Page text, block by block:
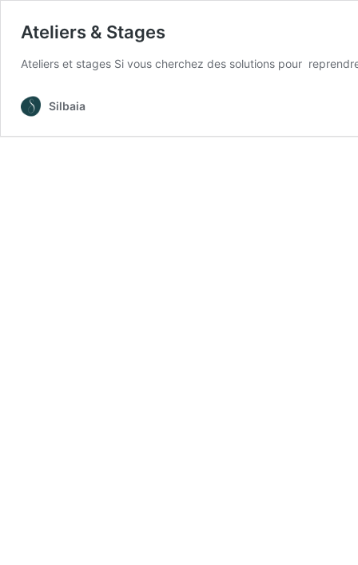
Ateliers & Stages
Ateliers et stages Si vous cherchez des solutions pour
Silbaia